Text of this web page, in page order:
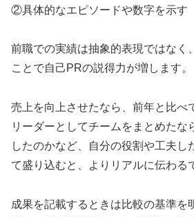
②具体的なエピソードや数字を示す
前職での実績は抽象的表現ではなく
ことで自己PRの説得力が増します。
売上を向上させたなら、前年と比べ
リーダーとしてチームをまとめたな
したのかなど、自分の役割や工夫し
て盛り込むと、よりリアルに伝わる
成果を記載するときは比較の基準を